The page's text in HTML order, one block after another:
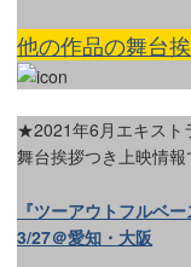
他の作品の舞台
★2021年6月エキスト
舞台挨拶つき上映情
『ツーアウトフルベ
3/27＠愛知・大阪